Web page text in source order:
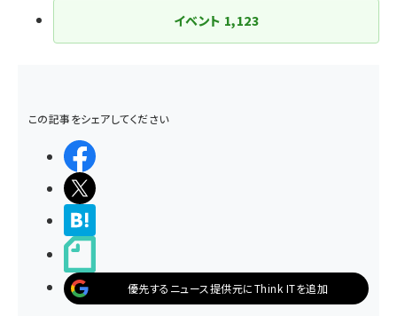
イベント 1,123
この記事をシェアしてください
優先するニュース提供元にThink ITを追加